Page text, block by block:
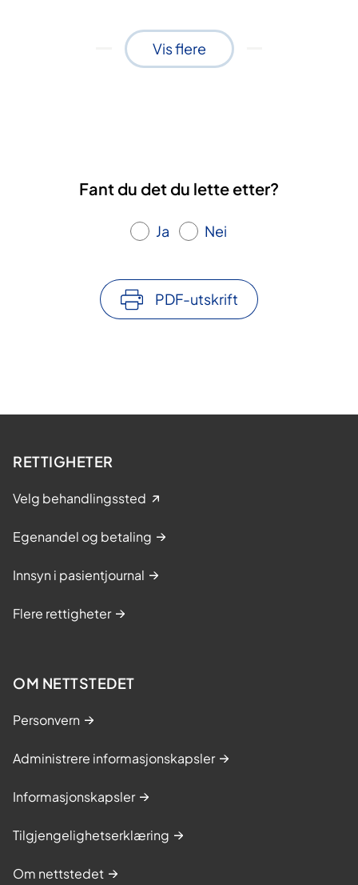
Vis flere
Fant du det du lette etter?
Ja Nei
PDF-utskrift
RETTIGHETER
Velg behandlingssted
Egenandel og betaling
Innsyn i pasientjournal
Flere rettigheter
OM NETTSTEDET
Personvern
Administrere informasjonskapsler
Informasjonskapsler
Tilgjengelighetserklæring
Om nettstedet